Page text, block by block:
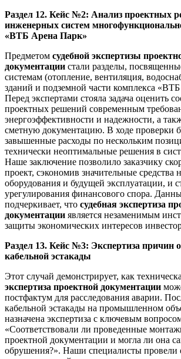
Раздел 12. Кейс №2: Анализ проектных
инженерных систем
«ВТБ Арена Парк»
Предметом судебной экспертизы
документации стали разделы,
системам (отопление, вентиляция,
зданий и подземной части комплекса
Перед экспертами стояла задача оценить
проектных решений современным
энергоэффективности и надежности, а
сметную документацию. В ходе проверки
завышенные расходы по нескольким
технически неоптимальные решения в
Наше заключение позволило заказчику
проект, сэкономив значительные средства
оборудования и будущей эксплуатации, и
урегулирования финансового спора.
подчеркивает, что судебная экспертиза
документации является незаменимым
защиты экономических интересов
Раздел 13. Кейс №3: Экспертиза причин
кабельной эстакады
Этот случай демонстрирует, как
экспертиза проектной документации
постфактум для расследования аварии.
кабельной эстакады на промышленном
назначена экспертиза с ключевым
«Соответствовали ли проведенные
проектной документации и могла ли она
обрушения?». Наши специалисты провели